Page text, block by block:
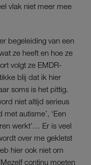
vlak niet meer mee
begeleiding van een
ze heeft en hoe ze
volgt ze EMDR-
blij dat ik hier
soms is het pittig.
niet altijd serieus
autisme’, ‘Een
werkt’… Er is veel
over me gekletst
hier ook niet om
continu moeten